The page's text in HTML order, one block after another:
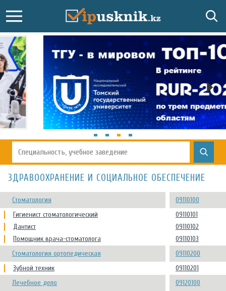
ЗДРАВООХРАНЕНИЕ И СОЦИАЛЬНОЕ ОБЕСПЕЧЕНИЕ
Стоматология
09110100
Гигиенист стоматологический
09110101
Дантист
09110102
Помощник врача-стоматолога
09110103
Стоматология ортопедическая
09110200
Зубной техник
09110201
Лечебное дело
09120100